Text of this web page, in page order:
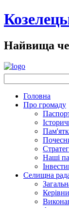
Найвища
Головна
Про громаду
Наші
Селищна